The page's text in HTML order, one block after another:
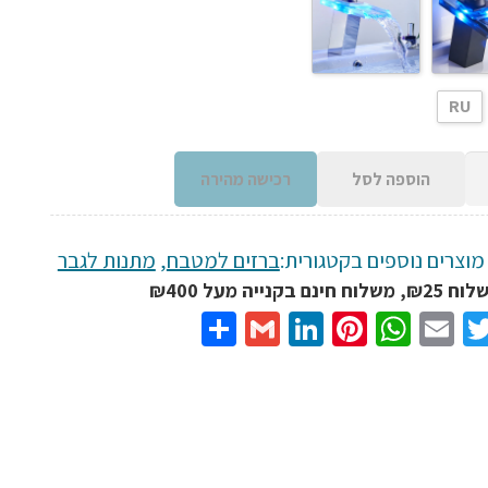
RU
הוספה לסל רכישה מהירה
נוספים בקטגורית:ברזים למטבח, מתנות לגבר
מעל ₪400
Twitter
Email
WhatsApp
Pinterest
LinkedIn
Gmail